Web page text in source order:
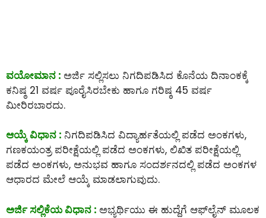
ವಯೋಮಾನ : ಅರ್ಜಿ ಸಲ್ಲಿಸಲು ನಿಗದಿಪಡಿಸಿದ ಕೊನೆಯ ದಿನಾಂಕಕ್ಕೆ
ಕನಿಷ್ಠ 21 ವರ್ಷ ಪೂರೈಸಿರಬೇಕು ಹಾಗೂ ಗರಿಷ್ಠ 45 ವರ್ಷ
ಮೀರಿರಬಾರದು.
ಆಯ್ಕೆ ವಿಧಾನ : ನಿಗದಿಪಡಿಸಿದ ವಿದ್ಯಾರ್ಹತೆಯಲ್ಲಿ ಪಡೆದ ಅಂಕಗಳು,
ಗಣಕಯಂತ್ರ ಪರೀಕ್ಷೆಯಲ್ಲಿ ಪಡೆದ ಅಂಕಗಳು, ಲಿಖಿತ ಪರೀಕ್ಷೆಯಲ್ಲಿ
ಪಡೆದ ಅಂಕಗಳು, ಅನುಭವ ಹಾಗೂ ಸಂದರ್ಶನದಲ್ಲಿ ಪಡೆದ ಅಂಕಗಳ
ಆಧಾರದ ಮೇಲೆ ಆಯ್ಕೆ ಮಾಡಲಾಗುವುದು.
ಅರ್ಜಿ ಸಲ್ಲಿಕೆಯ ವಿಧಾನ : ಅಭ್ಯರ್ಥಿಯು ಈ ಹುದ್ದೆಗೆ ಆಫ್‌ಲೈನ್‌ ಮೂಲಕ